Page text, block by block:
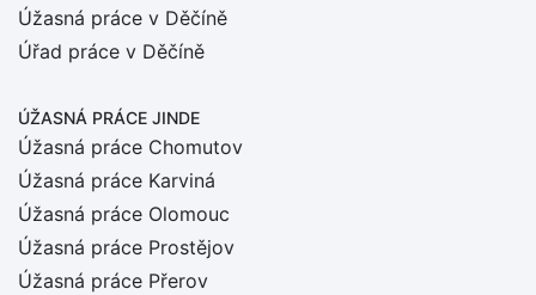
Úžasná práce v Děčíně
Úřad práce v Děčíně
ÚŽASNÁ PRÁCE JINDE
Úžasná práce Chomutov
Úžasná práce Karviná
Úžasná práce Olomouc
Úžasná práce Prostějov
Úžasná práce Přerov